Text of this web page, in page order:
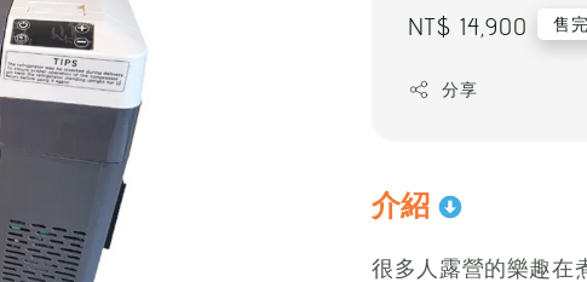
Regular
NT$ 14,900 售完
分享
介紹
很多人露營的樂趣在